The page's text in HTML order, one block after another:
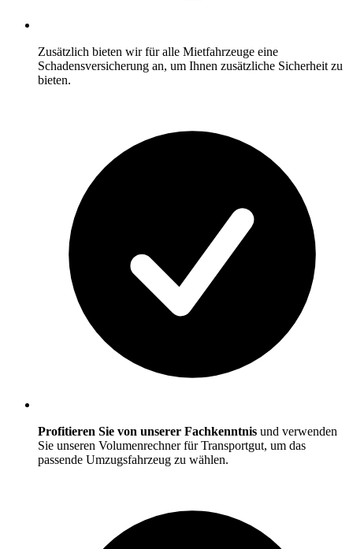
Zusätzlich bieten wir für alle Mietfahrzeuge eine
Schadensversicherung an, um Ihnen zusätzliche Sicherheit zu
bieten.
Profitieren Sie von unserer Fachkenntnis und verwenden
Sie unseren Volumenrechner für Transportgut, um das
passende Umzugsfahrzeug zu wählen.